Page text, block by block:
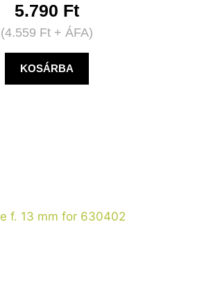
5.790 Ft
(4.559 Ft+ ÁFA)
KOSÁRBA